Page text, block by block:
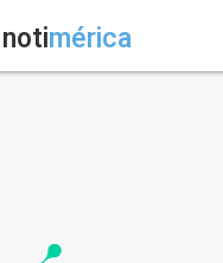
notimérica